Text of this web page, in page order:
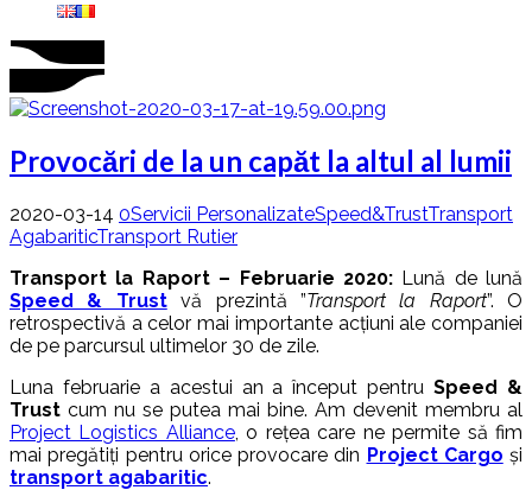
Provocări de la un capăt la altul al lumii
2020-03-14 0Servicii PersonalizateSpeed&TrustTransport
AgabariticTransport Rutier
Transport la Raport – Februarie 2020:Lună de lună
Speed & Trustvă prezintă ”Transport la Raport”. O
retrospectivă a celor mai importante acțiuni ale companiei
de pe parcursul ultimelor 30 de zile.
Luna februarie a acestui an a început pentruSpeed &
Trust cum nu se putea mai bine. Am devenit membru al
Project Logistics Alliance, o rețea care ne permite să fim
mai pregătiți pentru orice provocare din Project Cargo și
transport agabaritic.